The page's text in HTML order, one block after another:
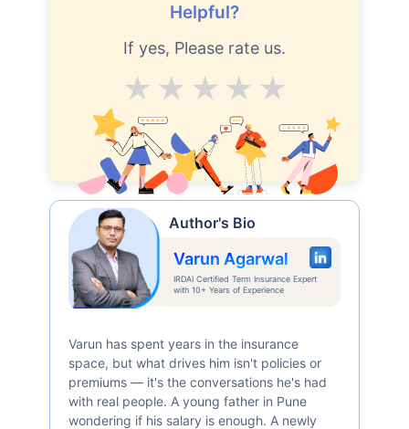
Helpful?
If yes, Please rate us.
Excellent
V.Good
Good
Average
Author's Bio
Varun Agarwal
IRDAI Certified Term Insurance Expert
with 10+ Years of Experience
Varun has spent years in the insurance
space, but what drives him isn't policies or
premiums — it's the conversations he's had
with real people. A young father in Pune
wondering if his salary is enough. A newly